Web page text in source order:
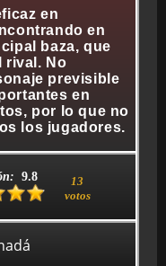
en
en
baza, que
rival. No
previsible
en
por lo que no
los jugadores.
9.8
13
votos